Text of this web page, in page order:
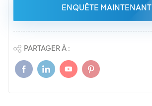
ENQUÊTE MAINTENANT
PARTAGER À :